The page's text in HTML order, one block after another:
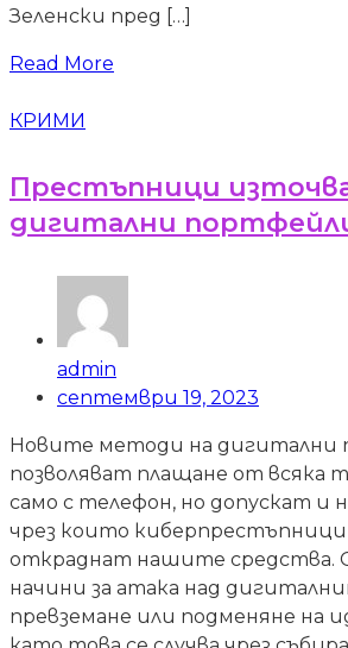
Зеленски пред […]
Read More
КРИМИ
Престъпници
дигитални
admin
септември 19, 2023
Новите методи на дигитални
позволяват плащане от всяка
само с телефон, но допускат и
чрез които
откраднат нашите средства.
начини за атака над
превземане или подменяне на